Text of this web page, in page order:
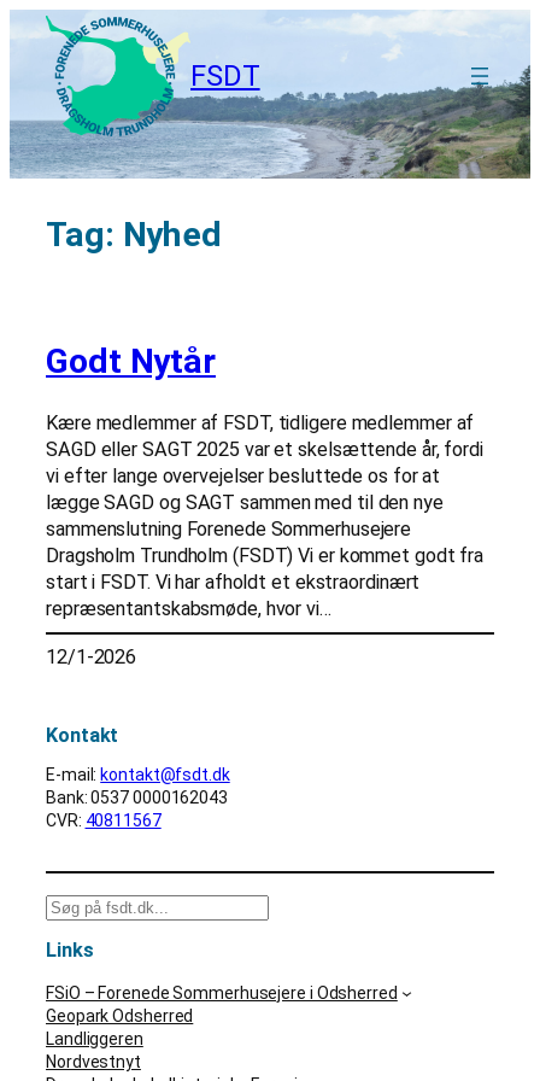
Spring
indhold
FSDT
Tag: Nyhed
Godt Nytår
Kære medlemmer af FSDT, tidligere medlemmer af
SAGD eller SAGT 2025 var et skelsættende år, fordi
vi efter lange overvejelser besluttede os for at
lægge SAGD og SAGT sammen med til den nye
sammenslutning Forenede Sommerhusejere
Dragsholm Trundholm (FSDT) Vi er kommet godt fra
start i FSDT. Vi har afholdt et ekstraordinært
repræsentantskabsmøde, hvor vi…
12/1-2026
Kontakt
E-mail: kontakt@fsdt.dk
Bank: 0537 0000162043
CVR: 40811567
S
gLinks
FSiO – Forenede Sommerhusejere i Odsherred
Geopark Odsherred
Landliggeren
Nordvestnyt